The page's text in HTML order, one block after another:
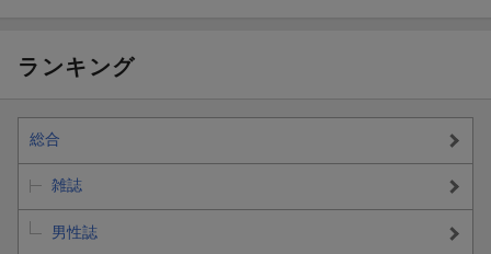
ランキング
総合
雑誌
男性誌